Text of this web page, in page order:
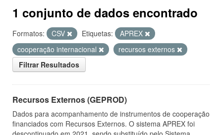
1 conjunto de dados encontrado
Formatos: CSV Etiquetas:
APREX
cooperação internacional
recursos externos
Filtrar Resultados
Recursos Externos (GEPROD)
Dados para acompanhamento de instrumentos de cooperação
financiados com Recursos Externos. O sistema APREX foi